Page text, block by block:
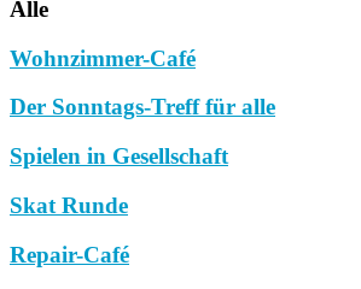
Alle
Wohnzimmer-Café
Der Sonntags-Treff für alle
Spielen in Gesellschaft
Skat Runde
Repair-Café